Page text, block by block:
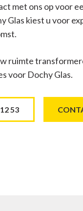
met ons op voor
Glas kiest u voor
ruimte
voor Dochy Glas.
53